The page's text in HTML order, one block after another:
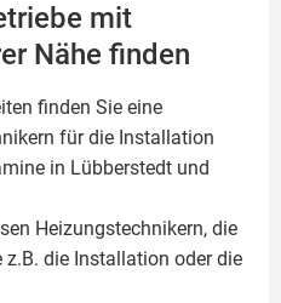
mit
Nähe finden
finden Sie eine
für die Installation
in Lübberstedt und
Heizungstechnikern, die
z.B. die Installation oder die